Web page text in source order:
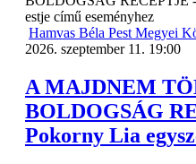
Hamvas Béla Pest Megyei
2026. szeptember 11. 19:00
A MAJDNEM
BOLDOGSÁG
Pokorny Lia